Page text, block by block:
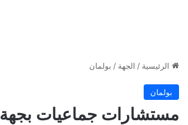
الرئيسية / الجهة / بولمان
بولمان
مستشارات جماعيات